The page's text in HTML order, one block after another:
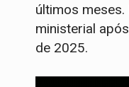
últimos
ministerial
de 2025.